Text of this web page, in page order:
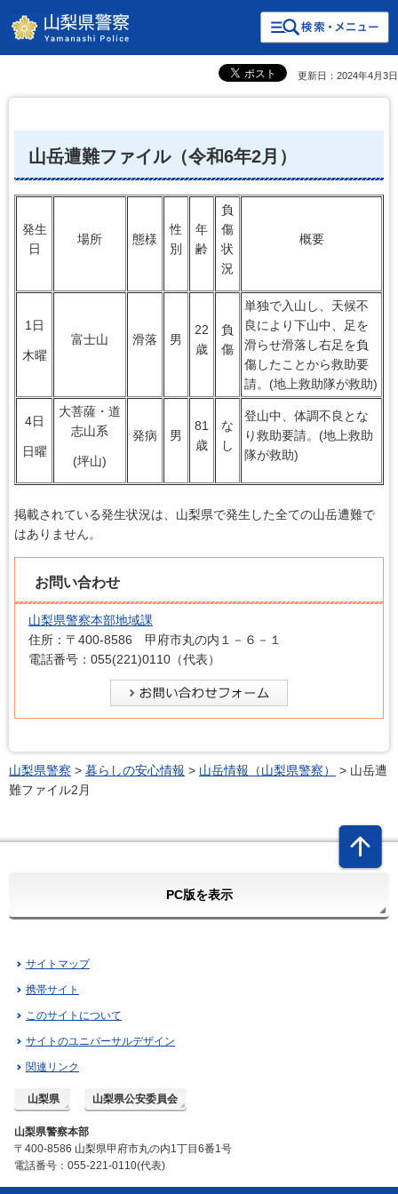
山梨県警察 検索・共通メニュー
更新日：2024年4月3日
山岳遭難ファイル（令和6年2月）
発生
日
場所 態様
性
別
年
齢
負
傷
状
況
概要
1日
木曜
富士山 滑落 男
22
歳
負
傷
単独で入山し、天候不
良により下山中、足を
滑らせ滑落し右足を負
傷したことから救助要
請。(地上救助隊が救助)
4日
日曜
大菩薩・道
志山系
(坪山)
発病 男
81
歳
な
し
登山中、体調不良とな
り救助要請。(地上救助
隊が救助)
掲載されている発生状況は、山梨県で発生した全ての山岳遭難で
はありません。
お問い合わせ
山梨県警察本部地域課
住所：〒400-8586 甲府市丸の内１－６－１
電話番号：055(221)0110（代表）
山梨県警察 > 暮らしの安心情報 > 山岳情報（山梨県警察）
> 山岳遭
難ファイル2月
PC版を表示
サイトマップ
携帯サイト
このサイトについて
サイトのユニバーサルデザイン
関連リンク
山梨県 山梨県公安委員会
山梨県警察本部
〒400-8586 山梨県甲府市丸の内1丁目6番1号
電話番号：055-221-0110(代表)